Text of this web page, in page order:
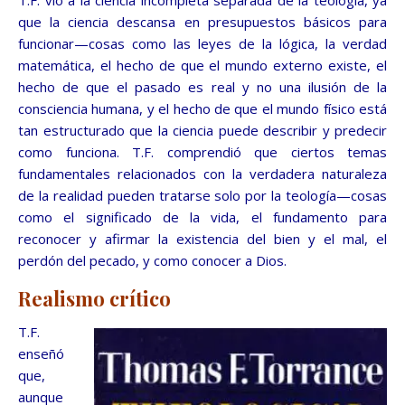
que la ciencia descansa en presupuestos básicos para
funcionar—cosas como las leyes de la lógica, la verdad
matemática, el hecho de que el mundo externo existe, el
hecho de que el pasado es real y no una ilusión de la
consciencia humana, y el hecho de que el mundo físico está
tan estructurado que la ciencia puede describir y predecir
como funciona. T.F. comprendió que ciertos temas
fundamentales relacionados con la verdadera naturaleza
de la realidad pueden tratarse solo por la teología—cosas
como el significado de la vida, el fundamento para
reconocer y afirmar la existencia del bien y el mal, el
perdón del pecado, y como conocer a Dios.
Realismo crítico
T.F.
enseñó
que,
aunque